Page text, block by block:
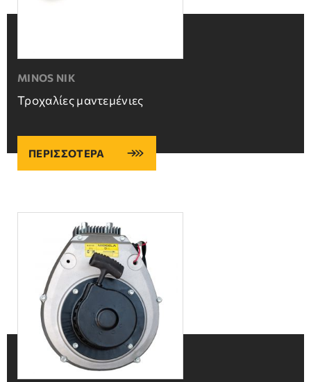
MINOS NIK
Τροχαλίες μαντεμένιες
ΠΕΡΙΣΣΟΤΕΡΑ